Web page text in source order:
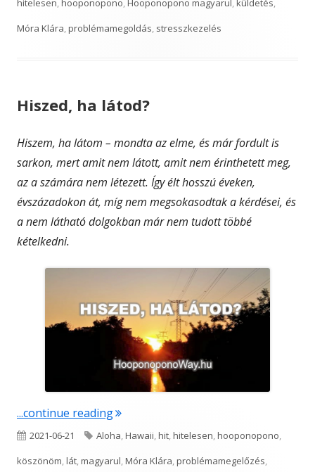
hitelesen,hooponopono,Hooponopono magyarul,küldetés,
Móra Klára,problémamegoldás, stresszkezelés
Hiszed, ha látod?
Hiszem, ha látom – mondta az elme, és már fordult is
sarkon, mert amit nem látott, amit nem érinthetett meg,
az a számára nem létezett. Így élt hosszú éveken,
évszázadokon át, míg nem megsokasodtak a kérdései, és
a nem látható dolgokban már nem tudott többé
kételkedni.
...continue reading"Hiszed, ha látod?"
Published
on
2021-06-21 Tags
Aloha,Hawaii,hit,hitelesen,hooponopono,
köszönöm,lát,magyarul,Móra Klára,problémamegelőzés,